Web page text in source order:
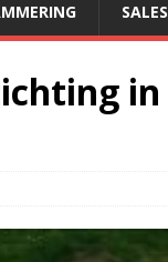
SALES
in